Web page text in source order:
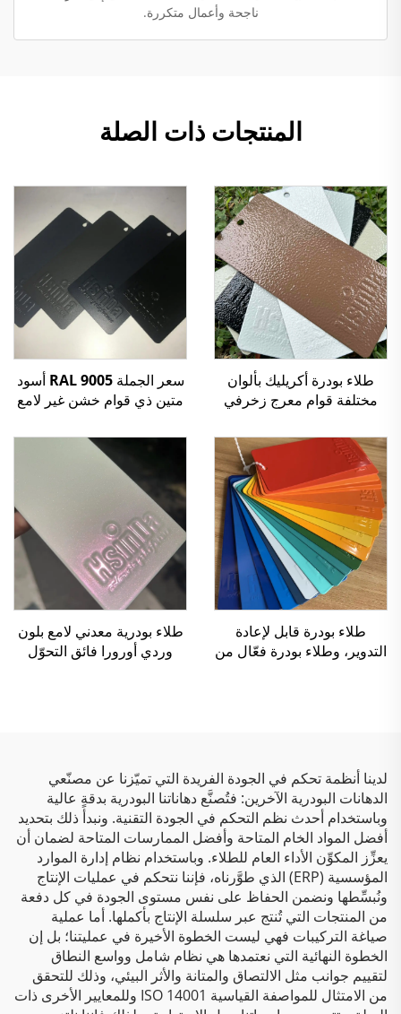
ناجحة وأعمال متكررة.
المنتجات ذات الصلة
طلاء بودرة أكريليك بألوان
مختلفة قوام معرج زخرفي
سعر الجملة RAL 9005 أسود
متين ذي قوام خشن غير لامع
طلاء بودرة قابل لإعادة
التدوير، وطلاء بودرة فعّال من
طلاء بودرية معدني لامع بلون
وردي أورورا فائق التحوّل
لدينا أنظمة تحكم في الجودة الفريدة التي تميّزنا عن مصنّعي
الدهانات البودرية الآخرين: فتُصنَّع دهاناتنا البودرية بدقةٍ عالية
وباستخدام أحدث نظم التحكم في الجودة التقنية. ونبدأ ذلك بتحديد
أفضل المواد الخام المتاحة وأفضل الممارسات المتاحة لضمان أن
يعزِّز المكوِّن الأداء العام للطلاء. وباستخدام نظام إدارة الموارد
المؤسسية (ERP) الذي طوَّرناه، فإننا نتحكم في عمليات الإنتاج
ونُبسِّطها ونضمن الحفاظ على نفس مستوى الجودة في كل دفعة
من المنتجات التي تُنتج عبر سلسلة الإنتاج بأكملها. أما عملية
صياغة التركيبات فهي ليست الخطوة الأخيرة في عمليتنا؛ بل إن
الخطوة النهائية التي نعتمدها هي نظام شامل وواسع النطاق
لتقييم جوانب مثل الالتصاق والمتانة والأثر البيئي، وذلك للتحقق
من الامتثال للمواصفة القياسية ISO 14001 وللمعايير الأخرى ذات